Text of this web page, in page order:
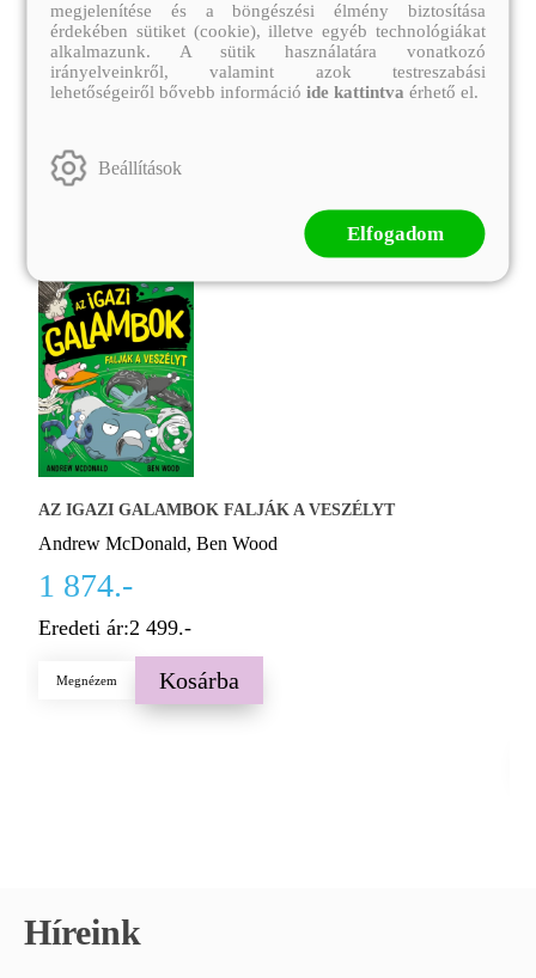
Leiner Laura
3 449.-
Eredeti ár:
Megnézem Kosárba
AZ IGAZI GALAMBOK FALJÁK A VESZÉLYT
Andrew McDonald, Ben Wood
1 874.-
Eredeti ár:2 499.-
Megnézem Kosárba
Híreink
megjelenítése és a böngészési élmény biztosítása
érdekében sütiket (cookie), illetve egyéb technológiákat
alkalmazunk. A sütik használatára vonatkozó
irányelveinkről, valamint azok testreszabási
lehetőségeiről bővebb információide kattintva érhető el.
Beállítások
Elfogadom